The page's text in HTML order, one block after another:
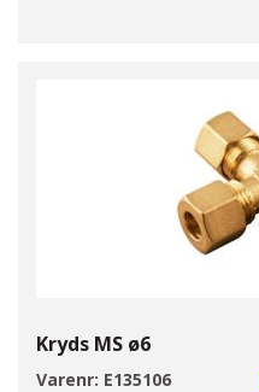
Kryds MS ø6
Varenr: E135106